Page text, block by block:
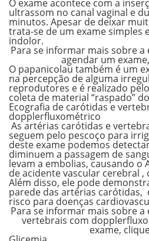
O exame acontece com a
ultrassom no canal vaginal e
minutos. Apesar de deixar
trata-se de um exame simples
indolor.
Para se informar mais sobre
agendar um
O papanicolau também é um
na percepção de alguma
reprodutores e é realizado
coleta de material “raspado”
Ecografia de carótidas e
dopplerfluxométrico
As artérias carótidas e
seguem pelo pescoço para
deste exame podemos
diminuem a passagem de
levam a embolias, causando o
de acidente vascular cerebral ,
Além disso, ele pode
parede das artérias carótidas,
risco para doenças
Para se informar mais sobre
vertebrais com
exame,